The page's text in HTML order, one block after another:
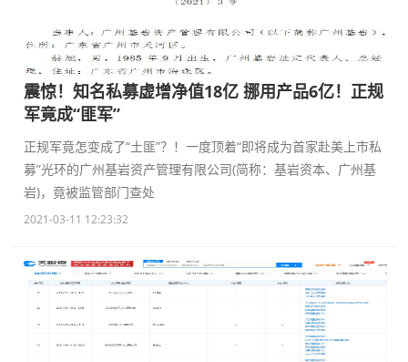
震惊！知名私募虚增净值18亿 挪用产品6亿！正规
军竟成“匪军”
正规军竟怎变成了“土匪”？！一度顶着“即将成为首家赴美上市私
募”光环的广州基岩资产管理有限公司(简称：基岩资本、广州基
岩)，竟被监管部门查处
2021-03-11 12:23:32